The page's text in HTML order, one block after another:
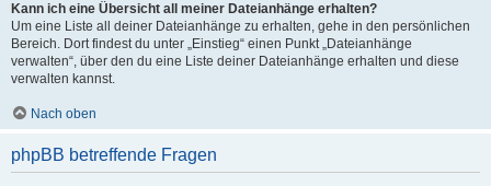
Kann ich eine Übersicht all meiner Dateianhänge erhalten?
Um eine Liste all deiner Dateianhänge zu erhalten, gehe in den persönlichen
Bereich. Dort findest du unter „Einstieg“ einen Punkt „Dateianhänge
verwalten“, über den du eine Liste deiner Dateianhänge erhalten und diese
verwalten kannst.
Nach oben
phpBB betreffende Fragen